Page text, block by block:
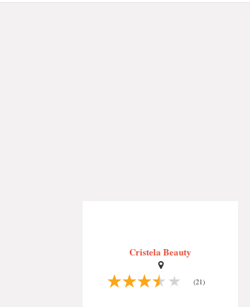
Cristela Beauty
(21)